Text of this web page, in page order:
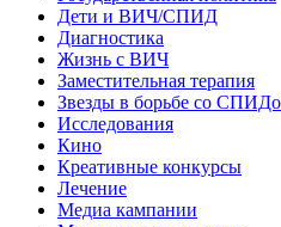
Дети и ВИЧ/СПИД
Диагностика
Жизнь с ВИЧ
Заместительная терапия
Звезды в борьбе со
Исследования
Кино
Креативные конкурсы
Лечение
Медиа кампании